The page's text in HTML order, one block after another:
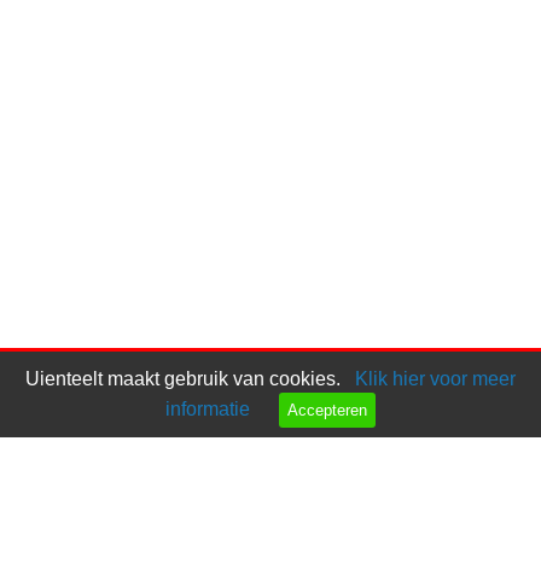
Uienteelt maakt gebruik van cookies.
Klik hier voor meer
informatie
Accepteren